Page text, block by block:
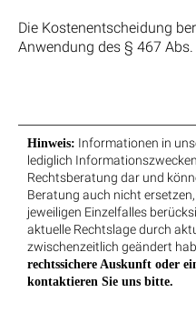
Die Kostenentscheidung
Anwendung des § 467 Abs.
Hinweis: Informationen in
lediglich
Rechtsberatung dar und
Beratung auch nicht
jeweiligen Einzelfalles
aktuelle Rechtslage durch
zwischenzeitlich geändert
rechtssichere Auskunft oder
kontaktieren Sie uns bitte.